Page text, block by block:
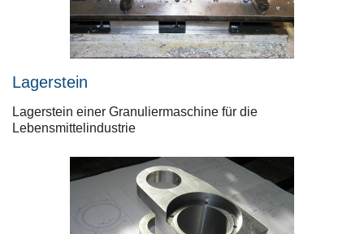
Lagerstein
Lagerstein einer Granuliermaschine für die
Lebensmittelindustrie